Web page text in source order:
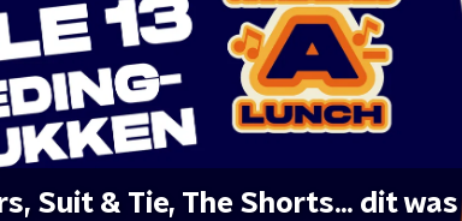
Suit & Tie, The Shorts... dit was